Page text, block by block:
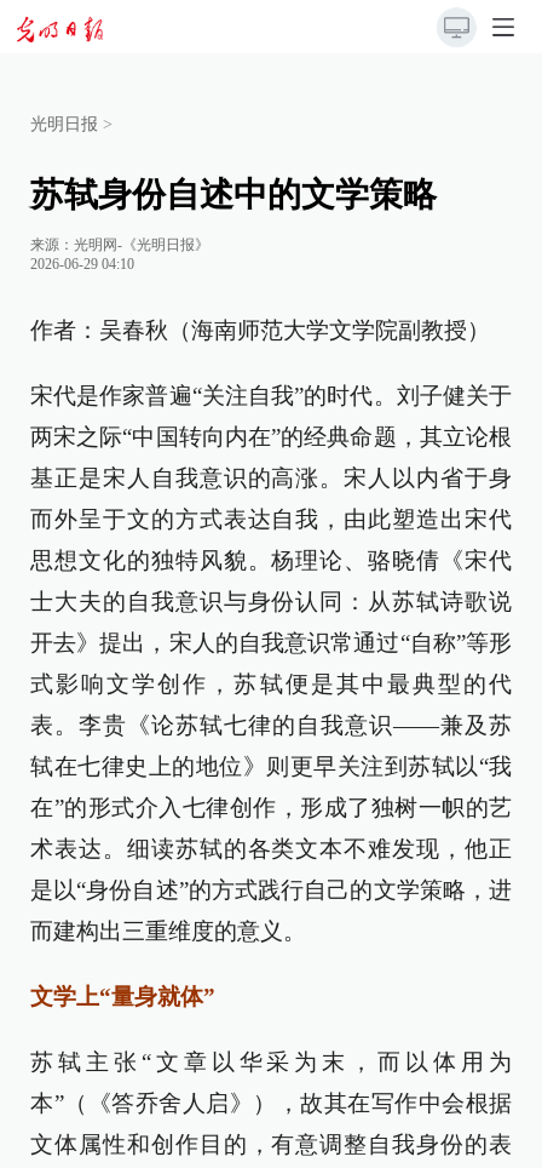
光明日报 >
苏轼身份自述中的文学策略
来源： 光明网-《光明日报》
2026-06-29 04:10
作者：吴春秋（海南师范大学文学院副教授）
宋代是作家普遍“关注自我”的时代。刘子健关于
两宋之际“中国转向内在”的经典命题，其立论根
基正是宋人自我意识的高涨。宋人以内省于身
而外呈于文的方式表达自我，由此塑造出宋代
思想文化的独特风貌。杨理论、骆晓倩《宋代
士大夫的自我意识与身份认同：从苏轼诗歌说
开去》提出，宋人的自我意识常通过“自称”等形
式影响文学创作，苏轼便是其中最典型的代
表。李贵《论苏轼七律的自我意识——兼及苏
轼在七律史上的地位》则更早关注到苏轼以“我
在”的形式介入七律创作，形成了独树一帜的艺
术表达。细读苏轼的各类文本不难发现，他正
是以“身份自述”的方式践行自己的文学策略，进
而建构出三重维度的意义。
文学上“量身就体”
苏轼主张“文章以华采为末，而以体用为
本”（《答乔舍人启》），故其在写作中会根据
文体属性和创作目的，有意调整自我身份的表